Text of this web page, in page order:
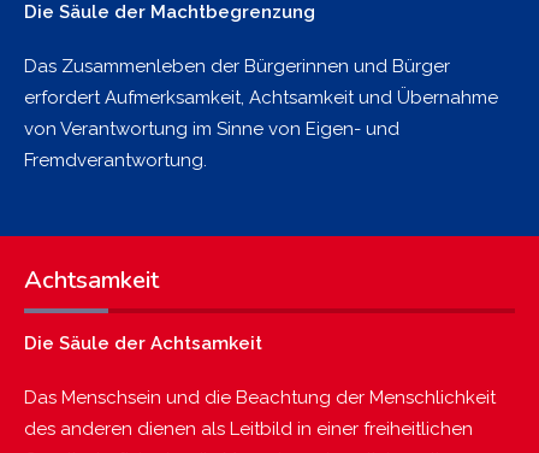
Die Säule der Machtbegrenzung
Das Zusammenleben der Bürgerinnen und Bürger
erfordert Aufmerksamkeit, Achtsamkeit und Übernahme
von Verantwortung im Sinne von Eigen- und
Fremdverantwortung.
Achtsamkeit
Die Säule der Achtsamkeit
Das Menschsein und die Beachtung der Menschlichkeit
des anderen dienen als Leitbild in einer freiheitlichen